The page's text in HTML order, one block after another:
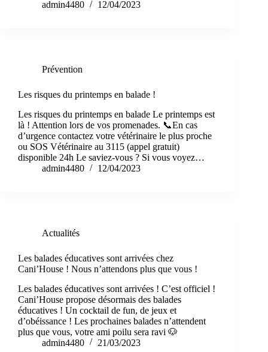
admin4480
12/04/2023
Prévention
Les risques du printemps en balade !
Les risques du printemps en balade Le printemps est
là ! Attention lors de vos promenades. 📞En cas
d’urgence contactez votre vétérinaire le plus proche
ou SOS Vétérinaire au 3115 (appel gratuit)
disponible 24h Le saviez-vous ? Si vous voyez…
admin4480
12/04/2023
Actualités
Les balades éducatives sont arrivées chez
Cani’House ! Nous n’attendons plus que vous !
Les balades éducatives sont arrivées ! C’est officiel !
Cani’House propose désormais des balades
éducatives ! Un cocktail de fun, de jeux et
d’obéissance ! Les prochaines balades n’attendent
plus que vous, votre ami poilu sera ravi 🐶
admin4480
21/03/2023